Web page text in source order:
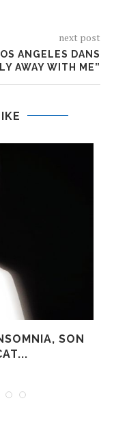
next post
ANGELES DANS
AWAY WITH ME”
SON